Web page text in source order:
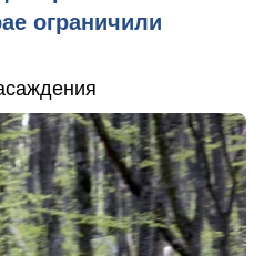
ограничили